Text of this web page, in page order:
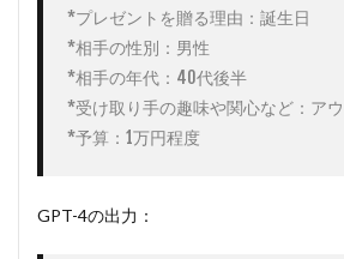
*プレゼントを贈る理由：誕生日
*相手の性別：男性
*相手の年代：40代後半
*受け取り手の趣味や関心など：ア
*予算：1万円程度
GPT-4の出力：